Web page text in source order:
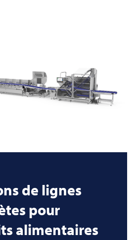
de lignes
pour
alimentaires